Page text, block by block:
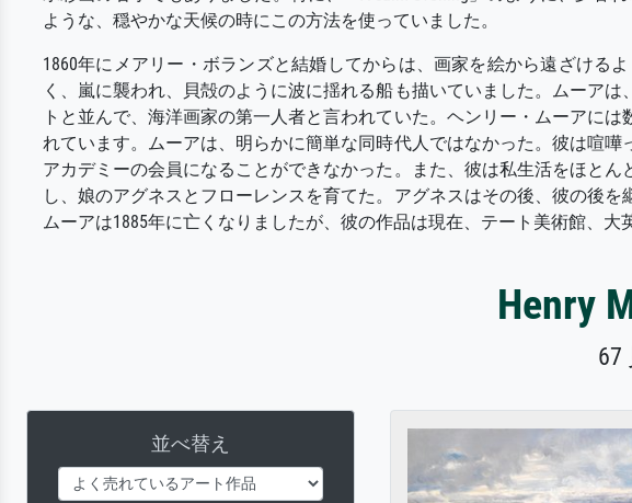
ような、穏やかな天候の時にこの方法を使っていました。
1860年にメアリー・ボランズと結婚してからは、画家を絵から遠ざける
く、嵐に襲われ、貝殻のように波に揺れる船も描いていました。ムーア
トと並んで、海洋画家の第一人者と言われていた。ヘンリー・ムーアに
れています。ムーアは、明らかに簡単な同時代人ではなかった。彼は喧
アカデミーの会員になることができなかった。また、彼は私生活をほと
し、娘のアグネスとフローレンスを育てた。アグネスはその後、彼の後
ムーアは1885年に亡くなりましたが、彼の作品は現在、テート美術館、
Henry
67
並べ替え